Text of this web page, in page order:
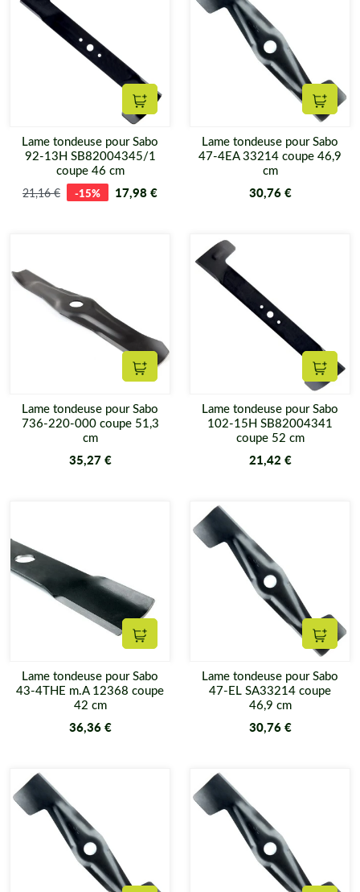
Ajouter au panier
Lame tondeuse pour Sabo
92-13H SB82004345/1
coupe 46 cm
21,16 € -15% 17,98 €
Lame tondeuse pour Sabo
47-4EA 33214 coupe 46,9
cm
30,76 €
Ajouter au panier
Lame tondeuse pour Sabo
736-220-000 coupe 51,3
cm
35,27 €
Lame tondeuse pour Sabo
102-15H SB82004341
coupe 52 cm
21,42 €
Ajouter au panier
Lame tondeuse pour Sabo
43-4THE m.A 12368 coupe
42 cm
36,36 €
Lame tondeuse pour Sabo
47-EL SA33214 coupe
46,9 cm
30,76 €